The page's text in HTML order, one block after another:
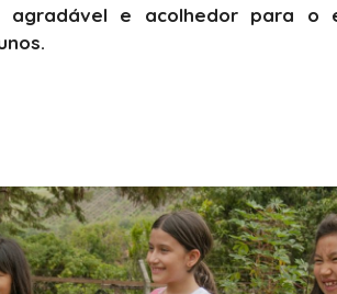
agradável e acolhedor para o